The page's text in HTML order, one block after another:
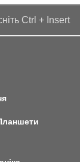
Ctrl + Insert